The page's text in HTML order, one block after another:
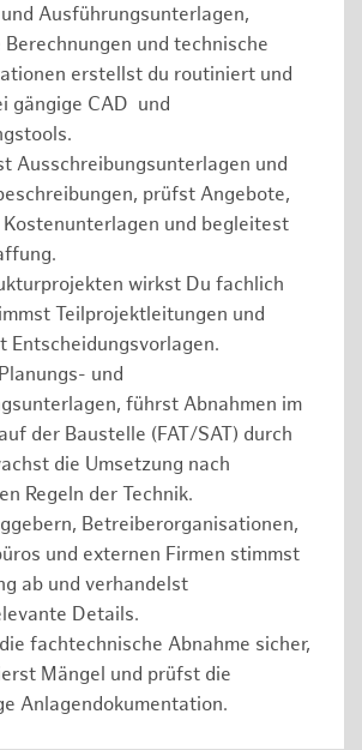
Ausführungsunterlagen,
und technische
erstellst du routiniert und
gängige CAD und
Ausschreibungsunterlagen und
prüfst Angebote,
und begleitest
wirkst Du fachlich
Teilprojektleitungen und
Entscheidungsvorlagen.
und
führst Abnahmen im
der Baustelle (FAT/SAT) durch
die Umsetzung nach
Regeln der Technik.
Betreiberorganisationen,
und externen Firmen stimmst
ab und verhandelst
Details.
fachtechnische Abnahme sicher,
Mängel und prüfst die
Anlagendokumentation.